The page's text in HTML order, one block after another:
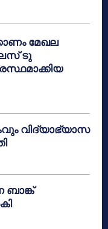
മേഖല
ടു
വിദ്യാഭ്യാസ